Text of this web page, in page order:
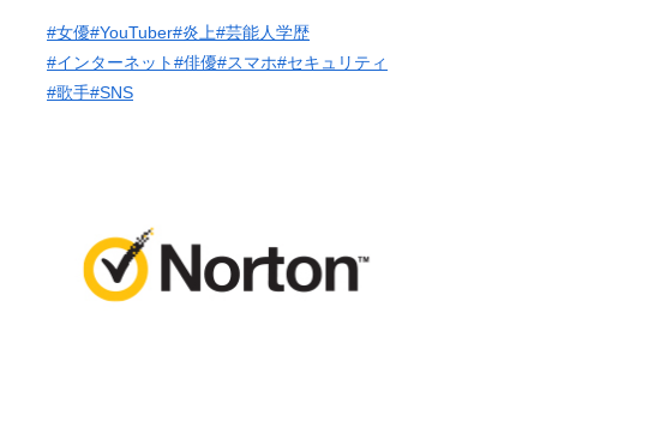
#女優#YouTuber#炎上#芸能人学歴
#インターネット#俳優#スマホ#セキュリティ
#歌手#SNS